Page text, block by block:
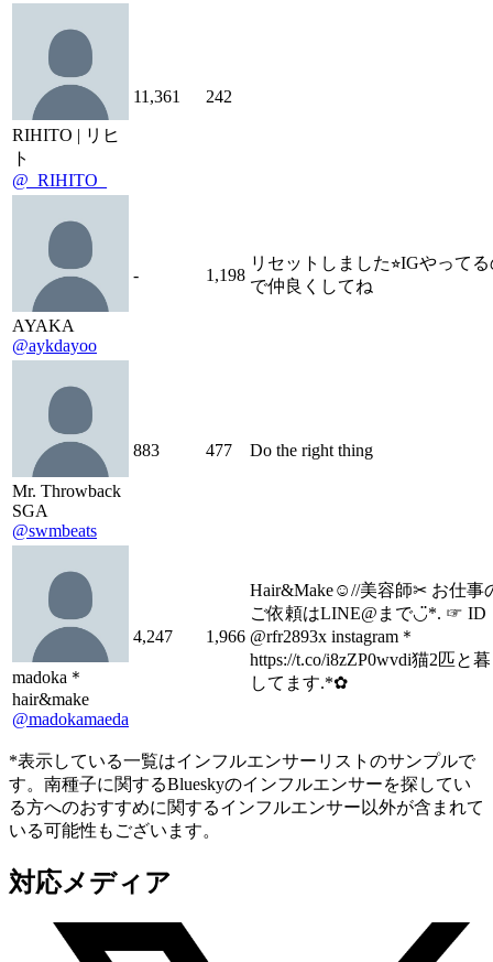
RIHITO | リヒ
ト
@_RIHITO_
11,361 242
AYAKA
@aykdayoo
- 1,198
リセットしました⭐︎IGやって
で仲良くしてね
Mr. Throwback
SGA
@swmbeats
883 477 Do the right thing
madoka＊
hair&make
@madokamaeda
4,247 1,966
Hair&Make☺︎//美容師✂︎ㅤㅤㅤㅤㅤㅤ お仕事
ご依頼はLINE@まで◡̈*. ☞ ID
@rfr2893x instagram＊
https://t.co/i8zZP0wvdi猫2匹と
してます.*✿
*表示している一覧はインフルエンサーリストのサンプルで
す。南種子に関するBlueskyのインフルエンサーを探してい
る方へのおすすめに関するインフルエンサー以外が含まれて
いる可能性もございます。
対応メディア